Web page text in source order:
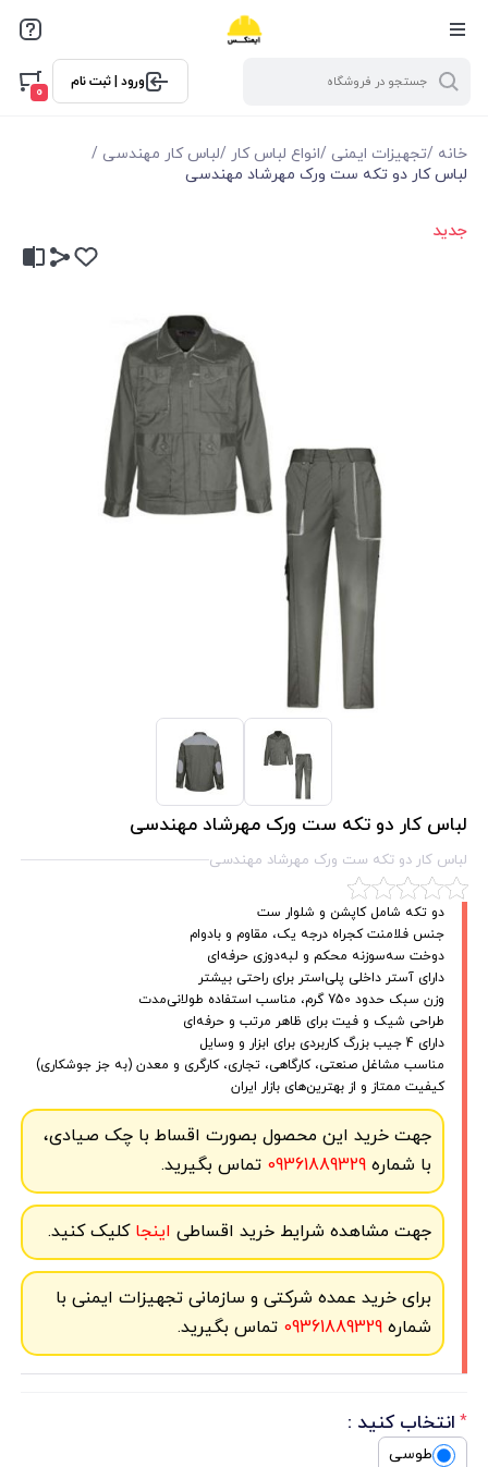
ورود | ثبت نام
0
خانه /تجهیزات ایمنی /انواع لباس کار /لباس کار مهندسی /
لباس کار دو تکه ست ورک مهرشاد مهندسی
جدید
لباس کار دو تکه ست ورک مهرشاد مهندسی
لباس کار دو تکه ست ورک مهرشاد مهندسی
دو تکه شامل کاپشن و شلوار ست
جنس فلامنت کجراه درجه یک، مقاوم و بادوام
دوخت سه‌سوزنه محکم و لبه‌دوزی حرفه‌ای
دارای آستر داخلی پلی‌استر برای راحتی بیشتر
وزن سبک حدود 750 گرم، مناسب استفاده طولانی‌مدت
طراحی شیک و فیت برای ظاهر مرتب و حرفه‌ای
دارای 4 جیب بزرگ کاربردی برای ابزار و وسایل
مناسب مشاغل صنعتی، کارگاهی، تجاری، کارگری و معدن (به جز جوشکاری)
کیفیت ممتاز و از بهترین‌های بازار ایران
جهت خرید این محصول بصورت اقساط با چک صیادی،
با شماره09361889329 تماس بگیرید.
جهت مشاهده شرایط خرید اقساطی اینجاکلیک کنید.
برای خرید عمده شرکتی و سازمانی تجهیزات ایمنی با
شماره09361889329 تماس بگیرید.
* انتخاب کنید :
طوسی